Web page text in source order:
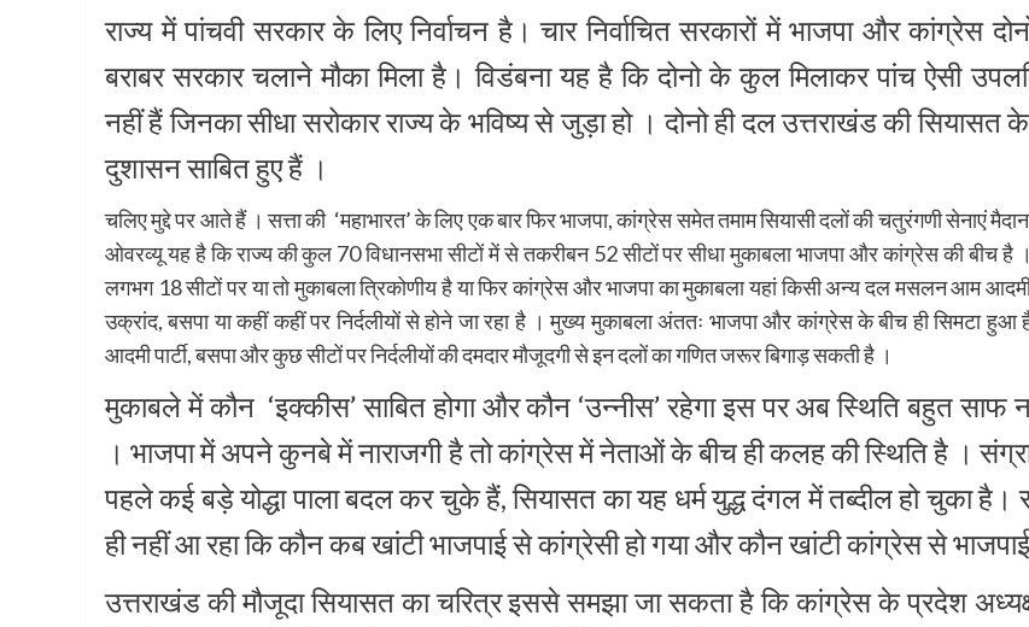
राज्य में पांचवी सरकार के लिए निर्वाचन है। चार निर्वाचित सरकारों में भाजपा और कांग्रेस
बराबर सरकार चलाने मौका मिला है। विडंबना यह है कि दोनो के कुल मिलाकर पांच ऐसी
नहीं हैं जिनका सीधा सरोकार राज्य के भविष्य से जुड़ा हो । दोनो ही दल उत्तराखंड की सियासत
दुशासन साबित हुए हैं ।
चलिए मुद्दे पर आते हैं । सत्ता की ‘महाभारत’ के लिए एक बार फिर भाजपा, कांग्रेस समेत तमाम सियासी दलों की चतुरंगणी सेनाएं
ओवरव्यू यह है कि राज्य की कुल 70 विधानसभा सीटों में से तकरीबन 52 सीटों पर सीधा मुकाबला भाजपा और कांग्रेस की बीच है
लगभग 18 सीटों पर या तो मुकाबला त्रिकोणीय है या फिर कांग्रेस और भाजपा का मुकाबला यहां किसी अन्य दल मसलन आम आदमी
उक्रांद, बसपा या कहीं कहीं पर निर्दलीयों से होने जा रहा है । मुख्य मुकाबला अंततः भाजपा और कांग्रेस के बीच ही सिमटा
आदमी पार्टी, बसपा और कुछ सीटों पर निर्दलीयों की दमदार मौजूदगी से इन दलों का गणित जरूर बिगाड़ सकती है ।
मुकाबले में कौन ‘इक्कीस’ साबित होगा और कौन ‘उन्नीस’ रहेगा इस पर अब स्थिति बहुत साफ
। भाजपा में अपने कुनबे में नाराजगी है तो कांग्रेस में नेताओं के बीच ही कलह की स्थिति है ।
पहले कई बड़े योद्धा पाला बदल कर चुके हैं, सियासत का यह धर्म युद्ध दंगल में तब्दील हो चुका
ही नहीं आ रहा कि कौन कब खांटी भाजपाई से कांग्रेसी हो गया और कौन खांटी कांग्रेस से
उत्तराखंड की मौजूदा सियासत का चरित्र इससे समझा जा सकता है कि कांग्रेस के प्रदेश